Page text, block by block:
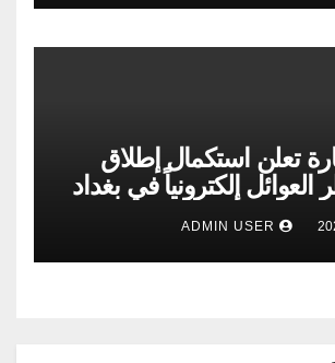
تعلن استكمال إطلاق
إلكترونياً في بغداد